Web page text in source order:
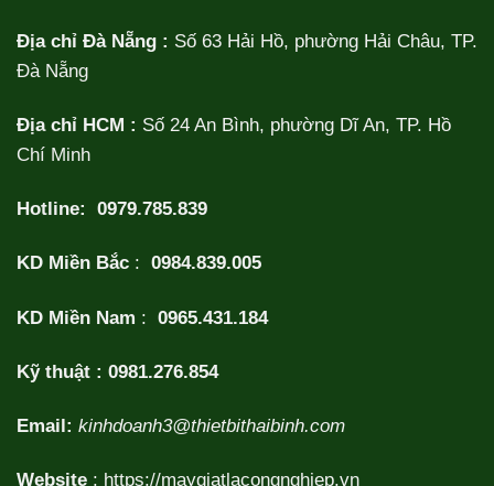
Địa chỉ Đà Nẵng : Số 63 Hải Hồ, phường Hải Châu, TP.
Đà Nẵng
Địa chỉ HCM : Số 24 An Bình, phường Dĩ An, TP. Hồ
Chí Minh
Hotline: 0979.785.839
KD Miền Bắc : 0984.839.005
KD Miền Nam : 0965.431.184
Kỹ thuật : 0981.276.854
Email: kinhdoanh3@thietbithaibinh.com
Website : https://maygiatlacongnghiep.vn